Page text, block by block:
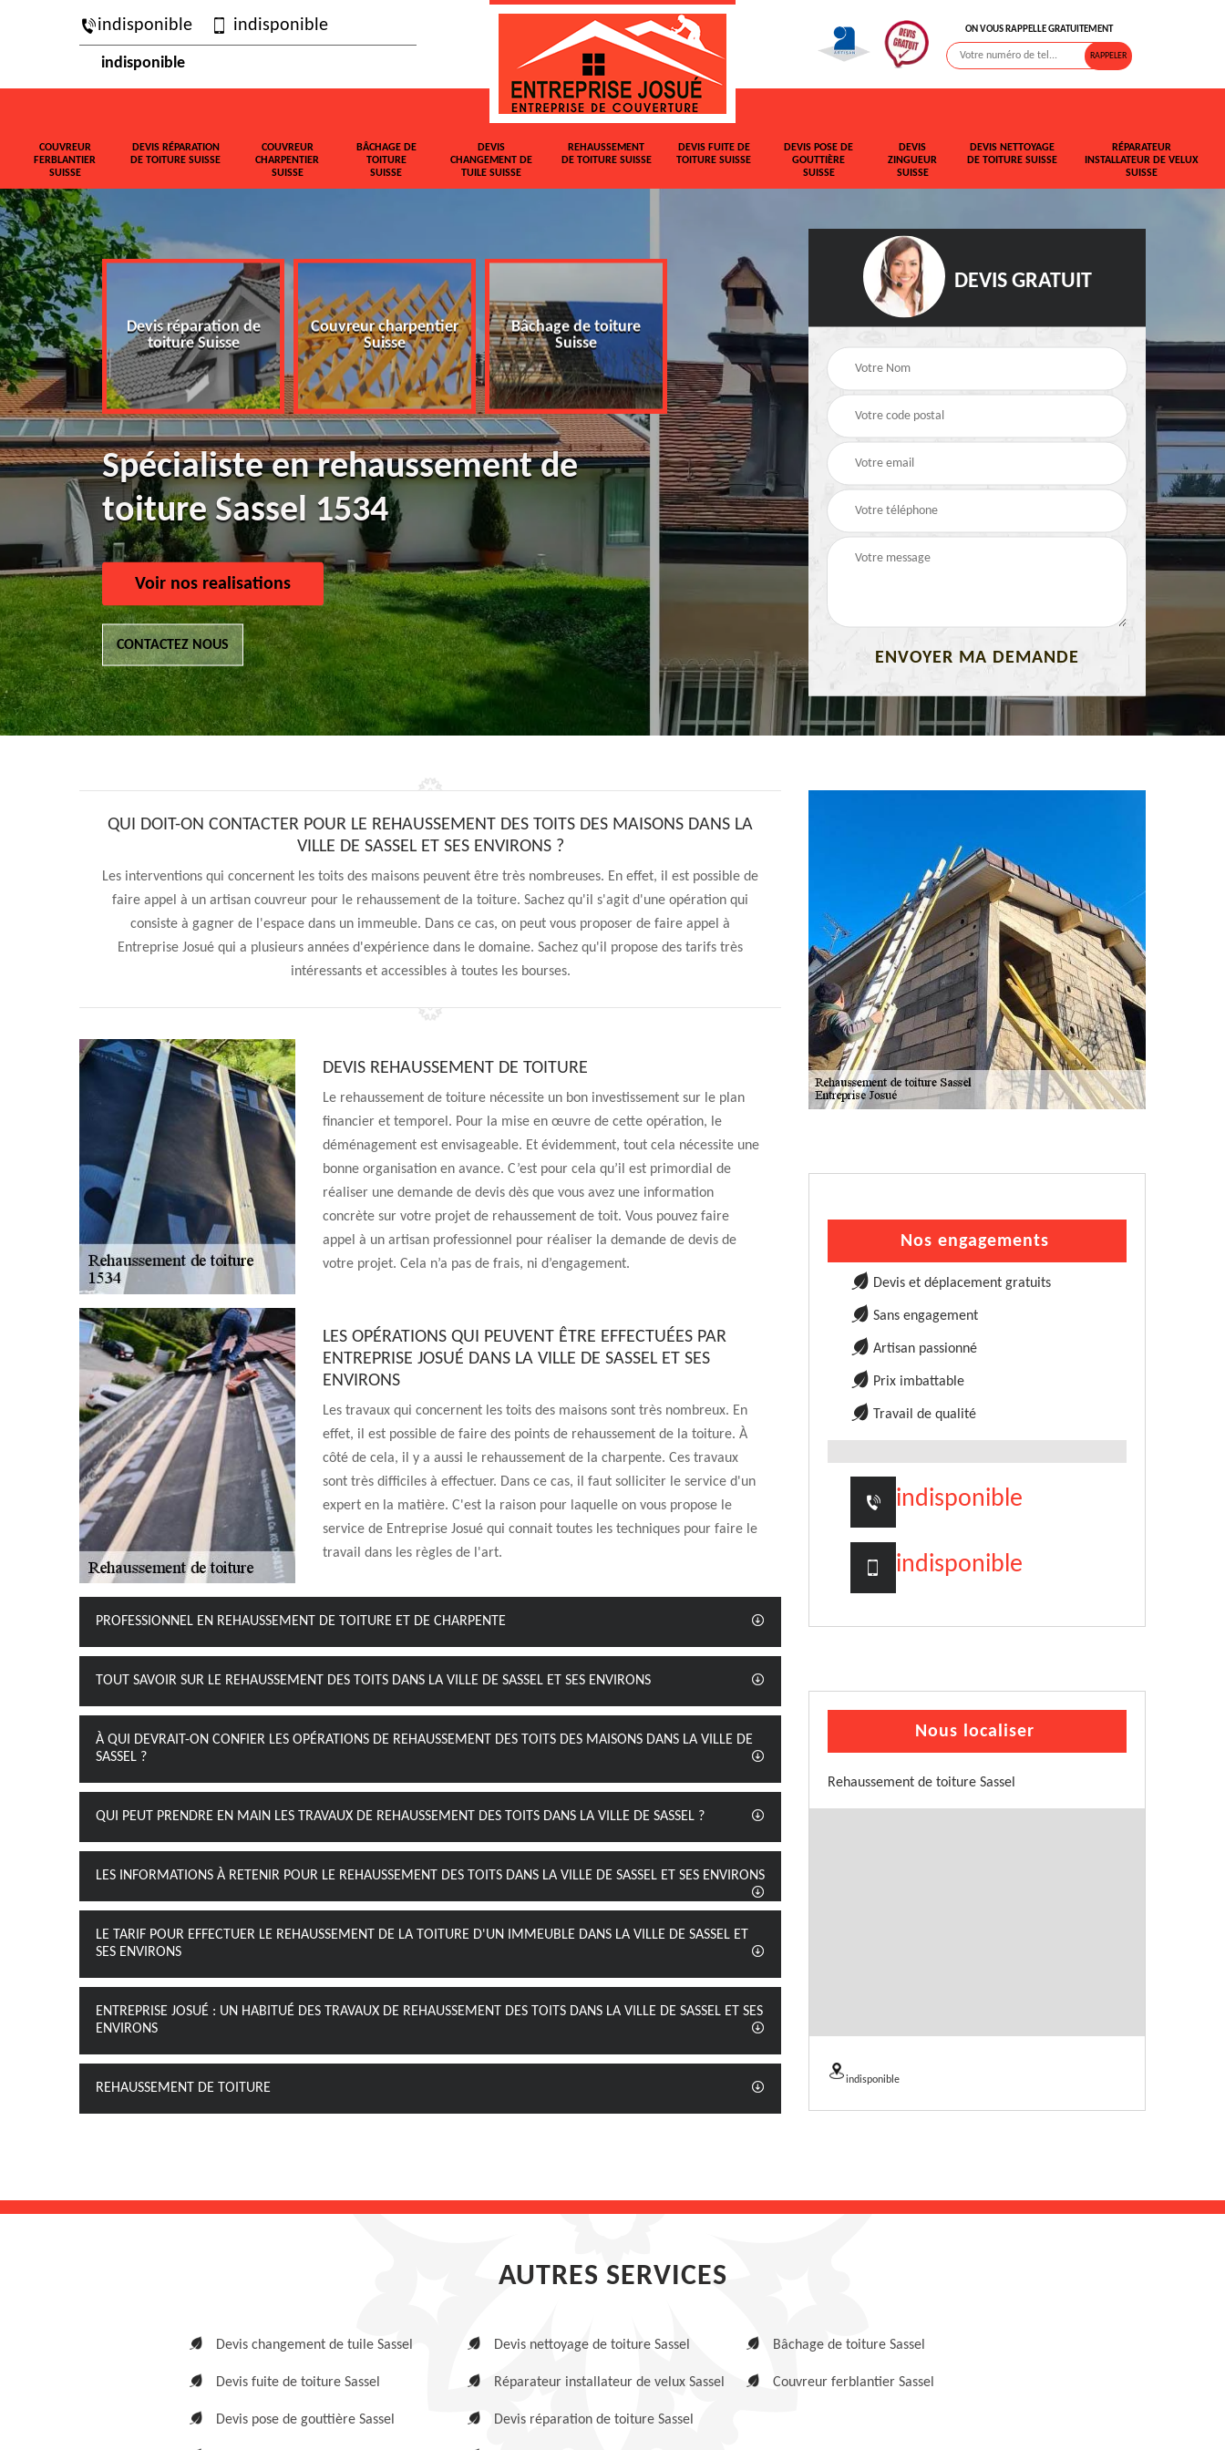
indisponible indisponible
indisponible
ON VOUS RAPPELLE GRATUITEMENT
COUVREUR
FERBLANTIER
SUISSE
DEVIS RÉPARATION
DE TOITURE SUISSE
COUVREUR
CHARPENTIER
SUISSE
BÂCHAGE DE
TOITURE
SUISSE
DEVIS
CHANGEMENT DE
TUILE SUISSE
REHAUSSEMENT
DE TOITURE SUISSE
DEVIS FUITE DE
TOITURE SUISSE
DEVIS POSE DE
GOUTTIÈRE
SUISSE
DEVIS
ZINGUEUR
SUISSE
DEVIS NETTOYAGE
DE TOITURE SUISSE
RÉPARATEUR
INSTALLATEUR DE VELUX
SUISSE
Devis réparation de
toiture Suisse
Couvreur charpentier
Suisse
Bâchage de toiture
Suisse
Devis changement de
tuile Suisse
Rehaussement de
Devis fuite de toiture
Suisse
Spécialiste en rehaussement de
toiture Sassel 1534
Voir nos realisations
CONTACTEZ NOUS
DEVIS GRATUIT
QUI DOIT-ON CONTACTER POUR LE REHAUSSEMENT DES TOITS DES MAISONS DANS LA
VILLE DE SASSEL ET SES ENVIRONS ?
Les interventions qui concernent les toits des maisons peuvent être très nombreuses. En effet, il est possible de
faire appel à un artisan couvreur pour le rehaussement de la toiture. Sachez qu'il s'agit d'une opération qui
consiste à gagner de l'espace dans un immeuble. Dans ce cas, on peut vous proposer de faire appel à
Entreprise Josué qui a plusieurs années d'expérience dans le domaine. Sachez qu'il propose des tarifs très
intéressants et accessibles à toutes les bourses.
DEVIS REHAUSSEMENT DE TOITURE
Le rehaussement de toiture nécessite un bon investissement sur le plan
financier et temporel. Pour la mise en œuvre de cette opération, le
déménagement est envisageable. Et évidemment, tout cela nécessite une
bonne organisation en avance. C’est pour cela qu’il est primordial de
réaliser une demande de devis dès que vous avez une information
concrète sur votre projet de rehaussement de toit. Vous pouvez faire
appel à un artisan professionnel pour réaliser la demande de devis de
votre projet. Cela n’a pas de frais, ni d’engagement.
LES OPÉRATIONS QUI PEUVENT ÊTRE EFFECTUÉES PAR
ENTREPRISE JOSUÉ DANS LA VILLE DE SASSEL ET SES
ENVIRONS
Les travaux qui concernent les toits des maisons sont très nombreux. En
effet, il est possible de faire des points de rehaussement de la toiture. À
côté de cela, il y a aussi le rehaussement de la charpente. Ces travaux
sont très difficiles à effectuer. Dans ce cas, il faut solliciter le service d'un
expert en la matière. C'est la raison pour laquelle on vous propose le
service de Entreprise Josué qui connait toutes les techniques pour faire le
travail dans les règles de l'art.
PROFESSIONNEL EN REHAUSSEMENT DE TOITURE ET DE CHARPENTE
TOUT SAVOIR SUR LE REHAUSSEMENT DES TOITS DANS LA VILLE DE SASSEL ET SES ENVIRONS
À QUI DEVRAIT-ON CONFIER LES OPÉRATIONS DE REHAUSSEMENT DES TOITS DES MAISONS DANS LA VILLE DE
SASSEL ?
QUI PEUT PRENDRE EN MAIN LES TRAVAUX DE REHAUSSEMENT DES TOITS DANS LA VILLE DE SASSEL ?
LES INFORMATIONS À RETENIR POUR LE REHAUSSEMENT DES TOITS DANS LA VILLE DE SASSEL ET SES ENVIRONS
LE TARIF POUR EFFECTUER LE REHAUSSEMENT DE LA TOITURE D'UN IMMEUBLE DANS LA VILLE DE SASSEL ET
SES ENVIRONS
ENTREPRISE JOSUÉ : UN HABITUÉ DES TRAVAUX DE REHAUSSEMENT DES TOITS DANS LA VILLE DE SASSEL ET SES
ENVIRONS
REHAUSSEMENT DE TOITURE
Nos engagements
Devis et déplacement gratuits
Sans engagement
Artisan passionné
Prix imbattable
Travail de qualité
indisponible
indisponible
Nous localiser
Rehaussement de toiture Sassel
indisponible
AUTRES SERVICES
Devis changement de tuile Sassel
Devis fuite de toiture Sassel
Devis pose de gouttière Sassel
Devis nettoyage de toiture Sassel
Réparateur installateur de velux Sassel
Devis réparation de toiture Sassel
Bâchage de toiture Sassel
Couvreur ferblantier Sassel